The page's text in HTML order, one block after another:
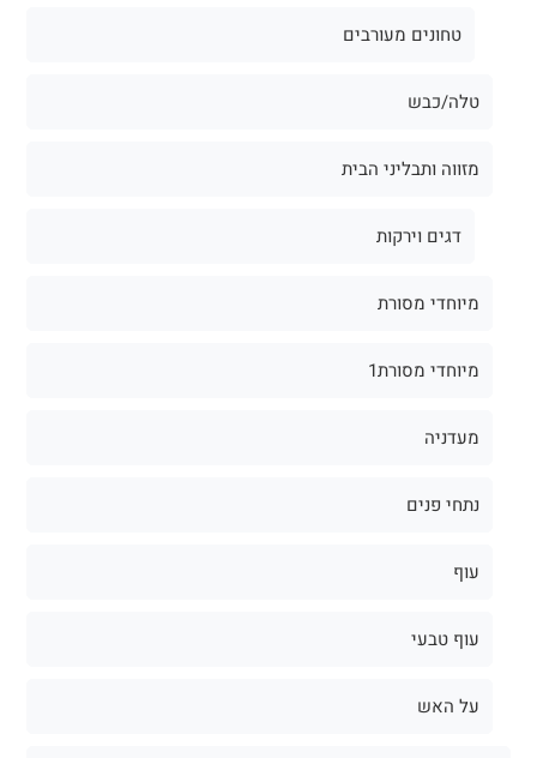
טחונים מעורבים
טלה/כבש
מזווה ותבליני הבית
דגים וירקות
מיוחדי מסורת
מיוחדי מסורת1
מעדניה
נתחי פנים
עוף
עוף טבעי
על האש